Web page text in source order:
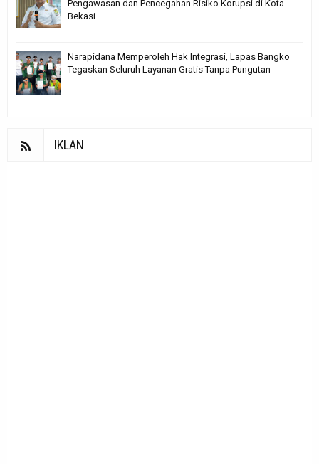
Pengawasan dan Pencegahan Risiko Korupsi di Kota
Bekasi
Narapidana Memperoleh Hak Integrasi, Lapas Bangko
Tegaskan Seluruh Layanan Gratis Tanpa Pungutan
IKLAN